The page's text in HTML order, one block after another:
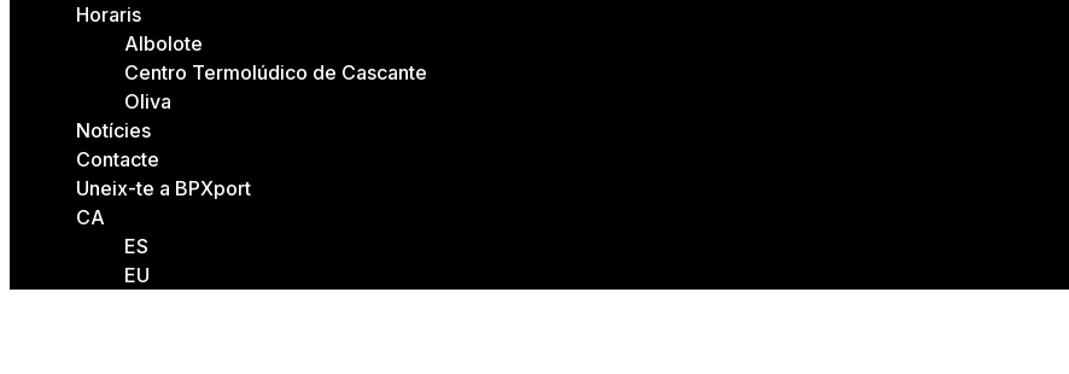
Horaris
Albolote
Centro Termolúdico de Cascante
Oliva
Notícies
Contacte
Uneix-te a BPXport
CA
ES
EU